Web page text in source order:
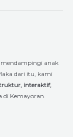
anak
dari itu, kami
interaktif,
Kemayoran.